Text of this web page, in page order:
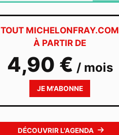
TOUT MICHELONFRAY.COM
À PARTIR DE
4,90 € / mois
JE M'ABONNE
DÉCOUVRIR L'AGENDA